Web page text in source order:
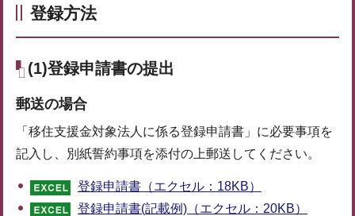
登録方法
(1)登録申請書の提出
郵送の場合
「移住支援金対象法人に係る登録申請書」に必要事項を
記入し、別紙誓約事項を添付の上郵送してください。
登録申請書（エクセル：18KB）
登録申請書(記載例)（エクセル：20KB）